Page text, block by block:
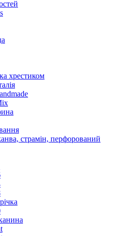
хрестиком
страмін, перфорований